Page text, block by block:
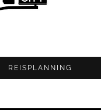
REISPLANNING